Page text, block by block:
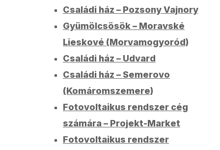
Családi ház – Pozsony Vajnory
Gyümölcsösök – Moravské
Lieskové (Morvamogyoród)
Családi ház – Udvard
Családi ház – Semerovo
(Komáromszemere)
Fotovoltaikus rendszer cég
számára – Projekt-Market
Fotovoltaikus rendszer